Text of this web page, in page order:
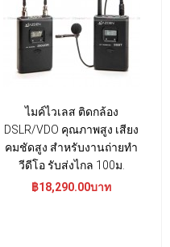
ไมค์ไวเลส ติดกล้อง
DSLR/VDO คุณภาพสูง เสียง
คมชัดสูง สำหรับงานถ่ายทำ
วีดีโอ รับส่งไกล 100ม.
฿18,290.00บาท